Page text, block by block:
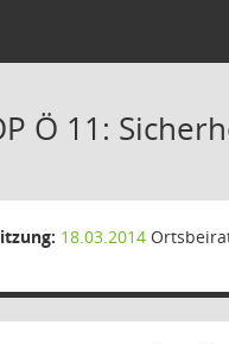
Ö 11:
18.03.2014